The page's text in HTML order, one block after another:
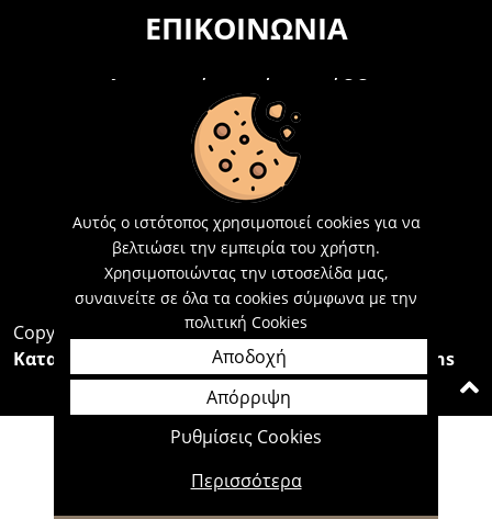
ΕΠΙΚΟΙΝΩΝΊΑ
Τηλεφωνικά Δευτέρα - Σάββατο
09:00 - 15:00
Τ: 26214 00104
info@acosmetics.gr
Copyright 2026,
Acosmetics Αθανασόπουλος
Κατασκευή Ιστοσελίδων Interactive Net Solutions
Αυτός ο ιστότοπος χρησιμοποιεί cookies για να
βελτιώσει την εμπειρία του χρήστη.
Χρησιμοποιώντας την ιστοσελίδα μας,
συναινείτε σε όλα τα cookies σύμφωνα με την
πολιτική Cookies
Αποδοχή
Απόρριψη
Ρυθμίσεις Cookies
Περισσότερα